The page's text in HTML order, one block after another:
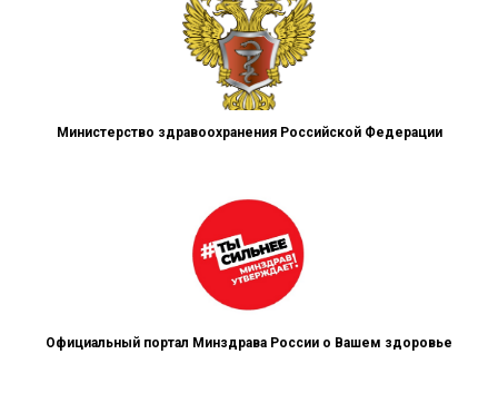
Министерство здравоохранения Российской Федерации
Официальный портал Минздрава России о Вашем здоровье